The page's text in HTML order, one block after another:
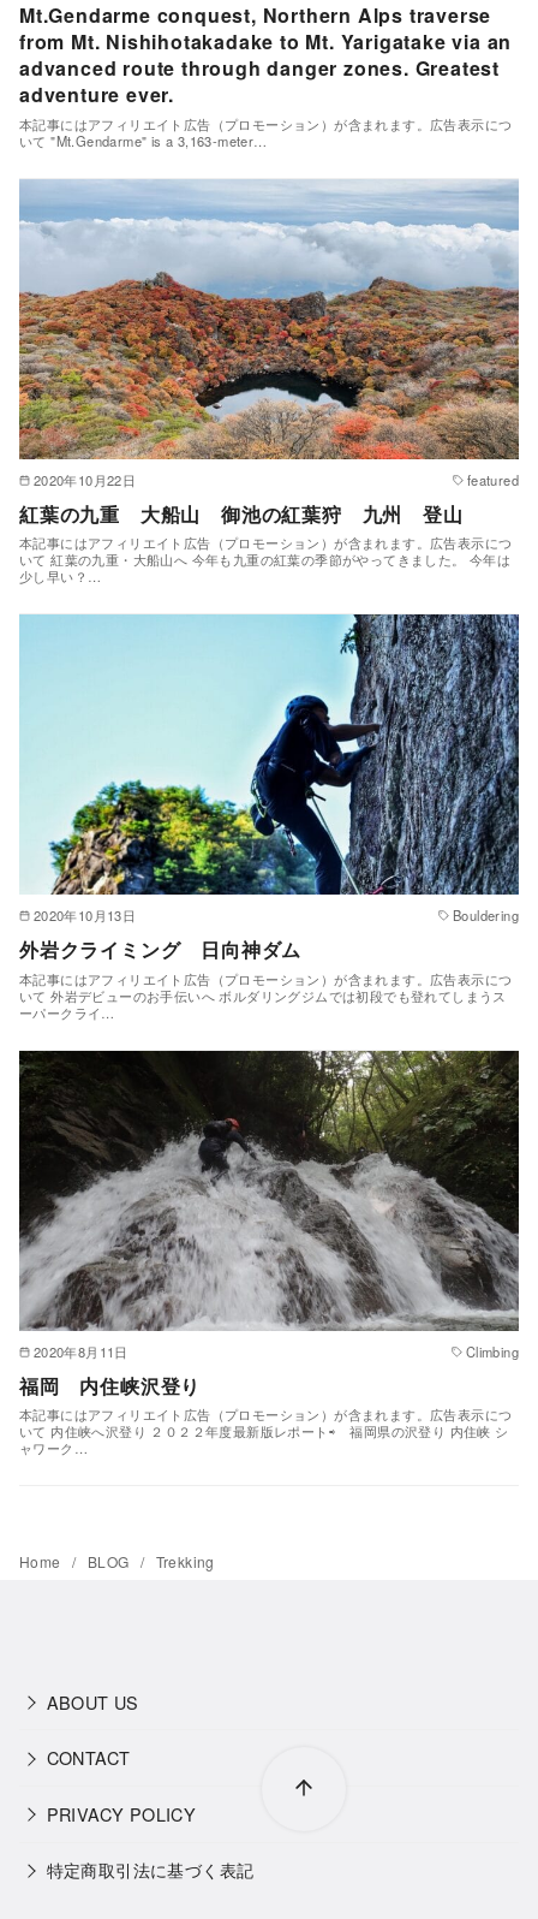
Mt.Gendarme conquest, Northern Alps traverse
from Mt. Nishihotakadake to Mt. Yarigatake via an
advanced route through danger zones. Greatest
adventure ever.
本記事にはアフィリエイト広告（プロモーション）が含まれます。広告表示につ
いて "Mt.Gendarme" is a 3,163-meter…
2020年10月22日 featured
紅葉の九重 大船山 御池の紅葉狩 九州 登山
本記事にはアフィリエイト広告（プロモーション）が含まれます。広告表示につ
いて 紅葉の九重・大船山へ 今年も九重の紅葉の季節がやってきました。 今年は
少し早い？…
2020年10月13日 Bouldering
外岩クライミング 日向神ダム
本記事にはアフィリエイト広告（プロモーション）が含まれます。広告表示につ
いて 外岩デビューのお手伝いへ ボルダリングジムでは初段でも登れてしまうス
ーパークライ…
2020年8月11日 Climbing
福岡 内住峡沢登り
本記事にはアフィリエイト広告（プロモーション）が含まれます。広告表示につ
いて 内住峡へ沢登り ２０２２年度最新版レポート⇨ 福岡県の沢登り 内住峡 シ
ャワーク…
Home BLOG Trekking
ABOUT US
CONTACT
PRIVACY POLICY
特定商取引法に基づく表記